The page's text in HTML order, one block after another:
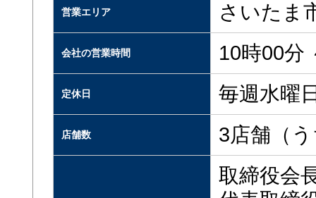
営業エリア さいたま
会社の営業時間 10時00分
定休日 毎週水曜
店舗数 3店舗（
取締役